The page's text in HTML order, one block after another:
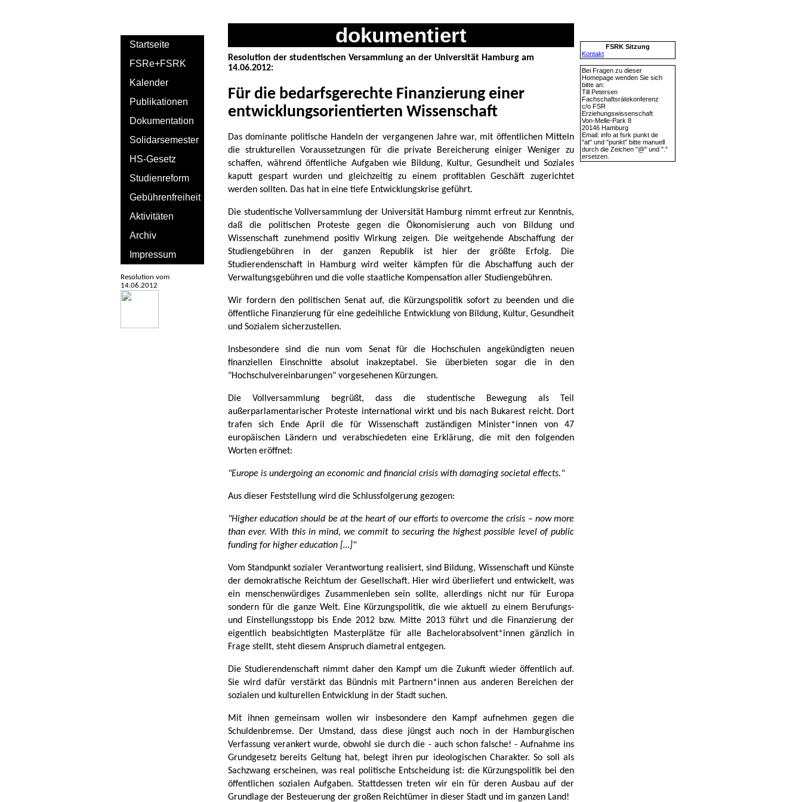
dokumentiert
Resolution der studentischen Versammlung an der Universität Hamburg am
14.06.2012:
Für die bedarfsgerechte Finanzierung einer
entwicklungsorientierten Wissenschaft
Das dominante politische Handeln der vergangenen Jahre war, mit öffentlichen Mitteln
die strukturellen Voraussetzungen für die private Bereicherung einiger Weniger zu
schaffen, während öffentliche Aufgaben wie Bildung, Kultur, Gesundheit und Soziales
kaputt gespart wurden und gleichzeitig zu einem profitablen Geschäft zugerichtet
werden sollten. Das hat in eine tiefe Entwicklungskrise geführt.
Die studentische Vollversammlung der Universität Hamburg nimmt erfreut zur Kenntnis,
daß die politischen Proteste gegen die Ökonomisierung auch von Bildung und
Wissenschaft zunehmend positiv Wirkung zeigen. Die weitgehende Abschaffung der
Studiengebühren in der ganzen Republik ist hier der größte Erfolg. Die
Studierendenschaft in Hamburg wird weiter kämpfen für die Abschaffung auch der
Verwaltungsgebühren und die volle staatliche Kompensation aller Studiengebühren.
Wir fordern den politischen Senat auf, die Kürzungspolitik sofort zu beenden und die
öffentliche Finanzierung für eine gedeihliche Entwicklung von Bildung, Kultur, Gesundheit
und Sozialem sicherzustellen.
Insbesondere sind die nun vom Senat für die Hochschulen angekündigten neuen
finanziellen Einschnitte absolut inakzeptabel. Sie überbieten sogar die in den
"Hochschulvereinbarungen" vorgesehenen Kürzungen.
Die Vollversammlung begrüßt, dass die studentische Bewegung als Teil
außerparlamentarischer Proteste international wirkt und bis nach Bukarest reicht. Dort
trafen sich Ende April die für Wissenschaft zuständigen Minister*innen von 47
europäischen Ländern und verabschiedeten eine Erklärung, die mit den folgenden
Worten eröffnet:
"Europe is undergoing an economic and financial crisis with damaging societal effects."
Aus dieser Feststellung wird die Schlussfolgerung gezogen:
"Higher education should be at the heart of our efforts to overcome the crisis – now more
than ever. With this in mind, we commit to securing the highest possible level of public
funding for higher education […]"
Vom Standpunkt sozialer Verantwortung realisiert, sind Bildung, Wissenschaft und Künste
der demokratische Reichtum der Gesellschaft. Hier wird überliefert und entwickelt, was
ein menschenwürdiges Zusammenleben sein sollte, allerdings nicht nur für Europa
sondern für die ganze Welt. Eine Kürzungspolitik, die wie aktuell zu einem Berufungs-
und Einstellungsstopp bis Ende 2012 bzw. Mitte 2013 führt und die Finanzierung der
eigentlich beabsichtigten Masterplätze für alle Bachelorabsolvent*innen gänzlich in
Frage stellt, steht diesem Anspruch diametral entgegen.
Die Studierendenschaft nimmt daher den Kampf um die Zukunft wieder öffentlich auf.
Sie wird dafür verstärkt das Bündnis mit Partnern*innen aus anderen Bereichen der
sozialen und kulturellen Entwicklung in der Stadt suchen.
Mit ihnen gemeinsam wollen wir insbesondere den Kampf aufnehmen gegen die
Schuldenbremse. Der Umstand, dass diese jüngst auch noch in der Hamburgischen
Verfassung verankert wurde, obwohl sie durch die - auch schon falsche! - Aufnahme ins
Grundgesetz bereits Geltung hat, belegt ihren pur ideologischen Charakter. So soll als
Sachzwang erscheinen, was real politische Entscheidung ist: die Kürzungspolitik bei den
öffentlichen sozialen Aufgaben. Stattdessen treten wir ein für deren Ausbau auf der
Grundlage der Besteuerung der großen Reichtümer in dieser Stadt und im ganzen Land!
Startseite
FSRe+FSRK
Kalender
Publikationen
Dokumentation
Solidarsemester
HS-Gesetz
Studienreform
Gebührenfreiheit
Aktivitäten
Archiv
Impressum
Resolution vom
14.06.2012
FSRK Sitzung
Kontakt
Bei Fragen zu dieser
Homepage wenden Sie sich
bitte an:
Till Petersen
Fachschaftsrätekonferenz
c/o FSR
Erziehungswissenschaft
Von-Melle-Park 8
20146 Hamburg
Email: info at fsrk punkt de
"at" und "punkt" bitte manuell
durch die Zeichen "@" und "."
ersetzen.